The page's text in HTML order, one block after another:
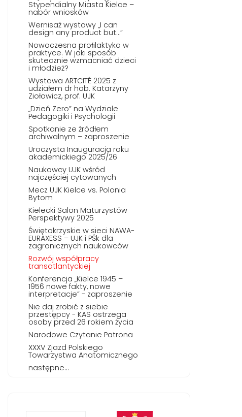
Stypendialny Miasta Kielce –
nabór wniosków
Wernisaż wystawy „I can
design any product but…”
Nowoczesna proﬁlaktyka w
praktyce. W jaki sposób
skutecznie wzmacniać dzieci
i młodzież?
Wystawa ARTCITÉ 2025 z
udziałem dr hab. Katarzyny
Ziołowicz, prof. UJK
„Dzień Zero” na Wydziale
Pedagogiki i Psychologii
Spotkanie ze źródłem
archiwalnym – zaproszenie
Uroczysta Inauguracja roku
akademickiego 2025/26
Naukowcy UJK wśród
najczęściej cytowanych
Mecz UJK Kielce vs. Polonia
Bytom
Kielecki Salon Maturzystów
Perspektywy 2025
Świętokrzyskie w sieci NAWA-
EURAXESS – UJK i PŚk dla
zagranicznych naukowców
Rozwój współpracy
transatlantyckiej
Konferencja „Kielce 1945 –
1956 nowe fakty, nowe
interpretacje” - zaproszenie
Nie daj zrobić z siebie
przestępcy - KAS ostrzega
osoby przed 26 rokiem życia
Narodowe Czytanie Patrona
XXXV Zjazd Polskiego
Towarzystwa Anatomicznego
następne...